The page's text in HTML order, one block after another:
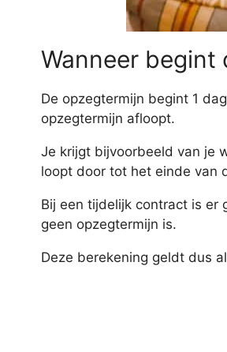
Wanneer begint
De opzegtermijn begint 1
opzegtermijn afloopt.
Je krijgt bijvoorbeeld van je
loopt door tot het einde van
Bij een tijdelijk contract is er
geen opzegtermijn is.
Deze berekening geldt dus